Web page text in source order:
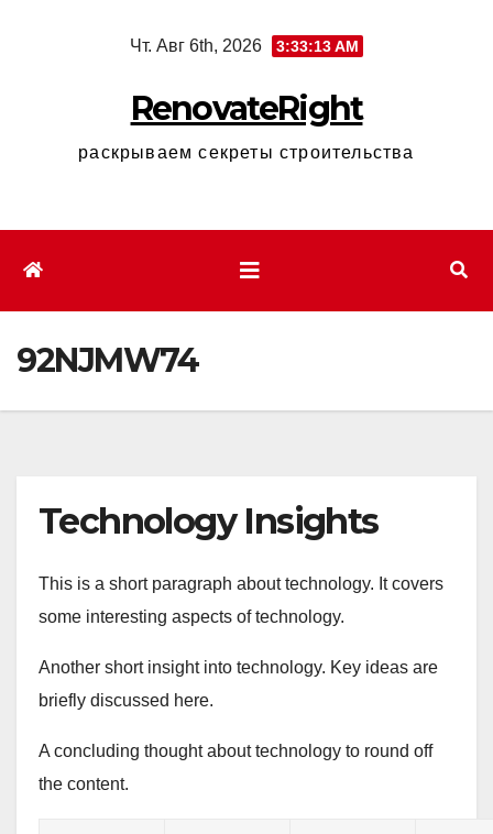
Чт. Авг 6th, 2026 3:33:14 AM
RenovateRight
раскрываем секреты строительства
92NJMW74
Technology Insights
This is a short paragraph about technology. It covers
some interesting aspects of technology.
Another short insight into technology. Key ideas are
briefly discussed here.
A concluding thought about technology to round off
the content.